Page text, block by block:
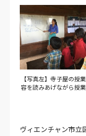
【写真左】寺子屋の授
容を読みあげながら授
ヴィエンチャン市立